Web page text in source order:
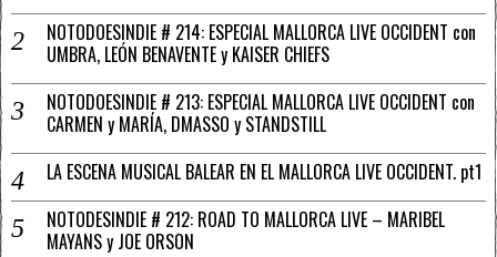
NOTODOESINDIE # 214: ESPECIAL MALLORCA LIVE OCCIDENT con
UMBRA, LEÓN BENAVENTE y KAISER CHIEFS
NOTODOESINDIE # 213: ESPECIAL MALLORCA LIVE OCCIDENT con
CARMEN y MARÍA, DMASSO y STANDSTILL
LA ESCENA MUSICAL BALEAR EN EL MALLORCA LIVE OCCIDENT. pt1
NOTODESINDIE # 212: ROAD TO MALLORCA LIVE – MARIBEL
MAYANS y JOE ORSON